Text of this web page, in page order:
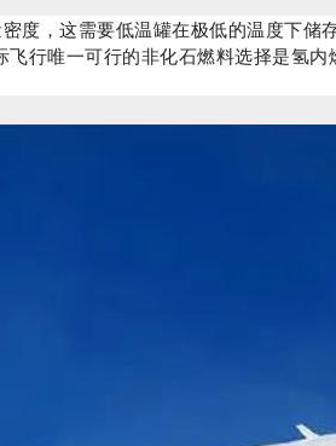
度，这需要低温罐在极低的温度下储
飞行唯一可行的非化石燃料选择是氢